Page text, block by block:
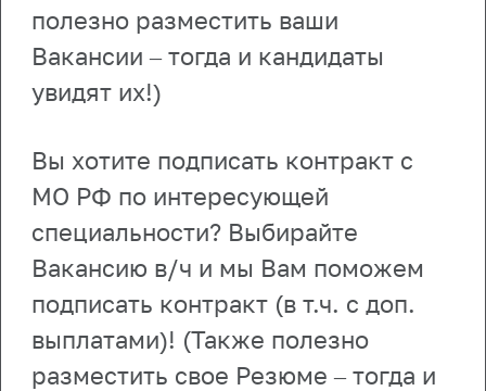
полезно разместить ваши
Вакансии – тогда и кандидаты
увидят их!)
Вы хотите подписать контракт с
МО РФ по интересующей
специальности? Выбирайте
Вакансию в/ч и мы Вам поможем
подписать контракт (в т.ч. с доп.
выплатами)! (Также полезно
разместить свое Резюме – тогда и